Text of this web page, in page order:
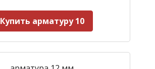
Купить арматуру 10